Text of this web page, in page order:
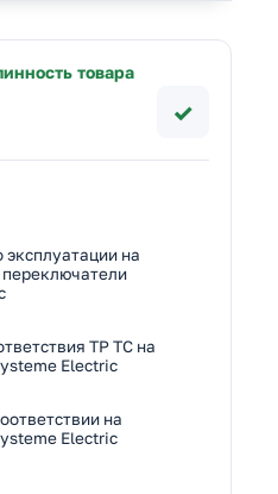
товара
✓
эксплуатации на
ТР ТС на
Electric
на
Electric